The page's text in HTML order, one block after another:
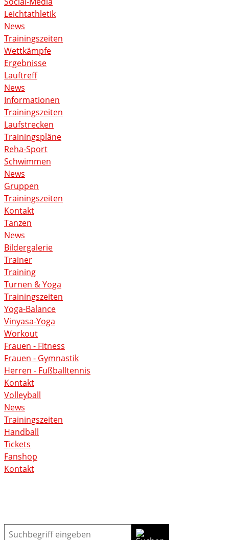
Leichtathletik
News
Trainingszeiten
Wettkämpfe
Ergebnisse
Lauftreff
News
Informationen
Trainingszeiten
Laufstrecken
Trainingspläne
Reha-Sport
Schwimmen
News
Gruppen
Trainingszeiten
Kontakt
Tanzen
News
Bildergalerie
Trainer
Training
Turnen & Yoga
Trainingszeiten
Yoga-Balance
Vinyasa-Yoga
Workout
Frauen - Fitness
Frauen - Gymnastik
Herren - Fußballtennis
Kontakt
Volleyball
News
Trainingszeiten
Handball
Tickets
Fanshop
Kontakt
Suche